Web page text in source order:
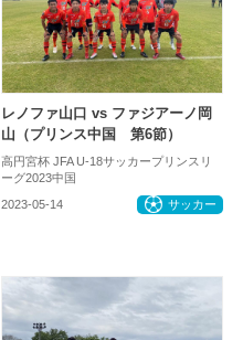
レノファ山口 vs ファジアーノ岡
山（プリンス中国 第6節）
高円宮杯 JFA U-18サッカープリンスリ
ーグ2023中国
2023-05-14 サッカー